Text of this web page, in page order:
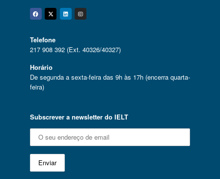
Facebook
Twitter
Linkedin
Instagram
Telefone
217 908 392 (Ext. 40326/40327)
Horário
De segunda a sexta-feira das 9h às 17h (encerra quarta-
feira)
Subscrever a newsletter do IELT